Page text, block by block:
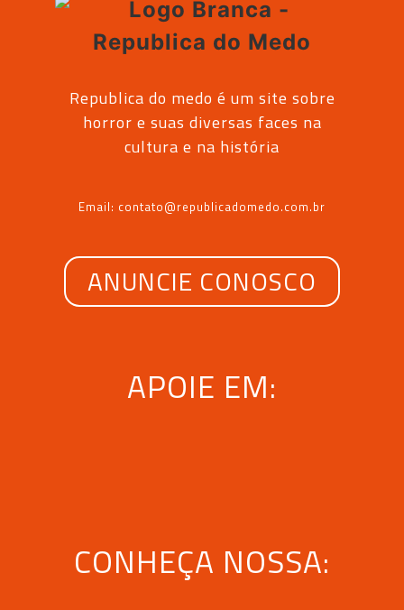
Republica do medo é um site sobre
horror e suas diversas faces na
cultura e na história
Email: contato@republicadomedo.com.br
ANUNCIE CONOSCO
APOIE EM:
CONHEÇA NOSSA: